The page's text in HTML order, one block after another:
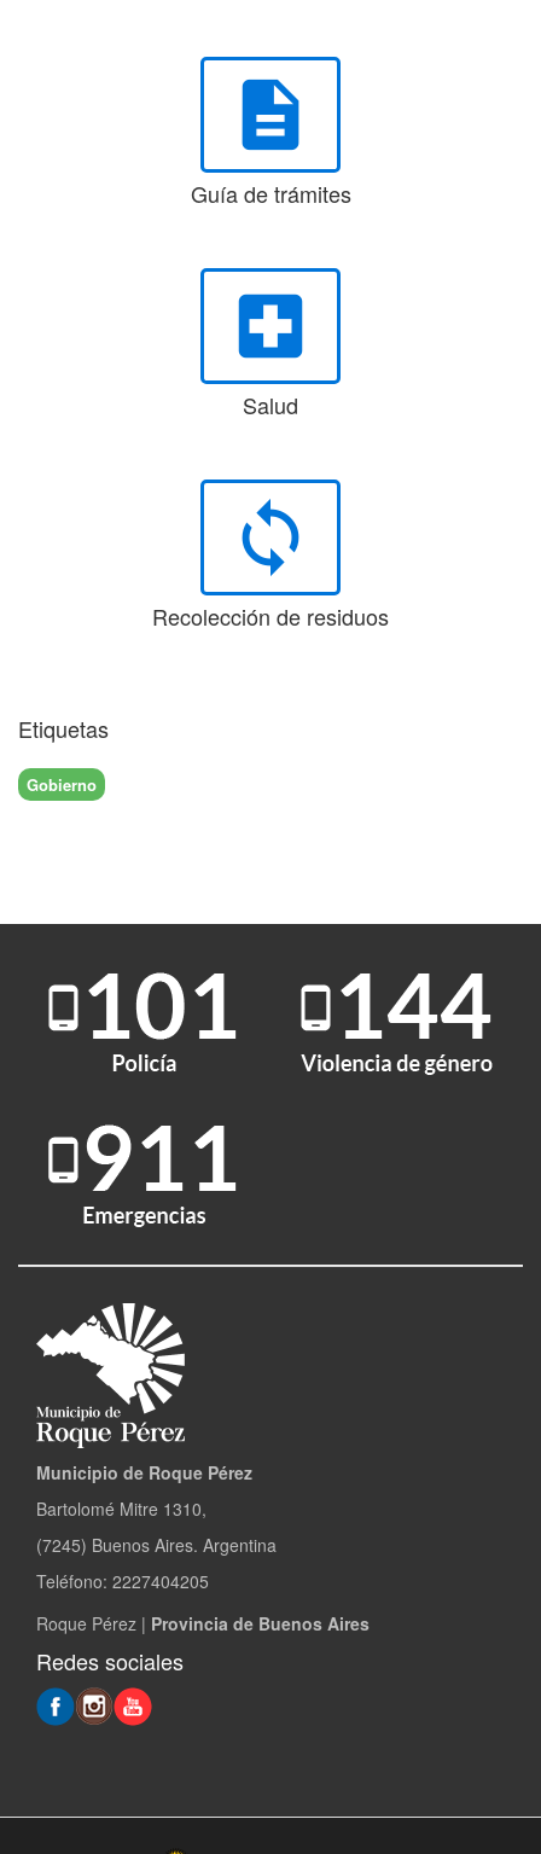
description
Guía de trámites
local_hospital
Salud
loop
Recolección de residuos
Etiquetas
Gobierno
Municipio de Roque Pérez
Bartolomé Mitre 1310,
(7245) Buenos Aires. Argentina
Teléfono: 2227404205
Roque Pérez | Provincia de Buenos Aires
Redes sociales